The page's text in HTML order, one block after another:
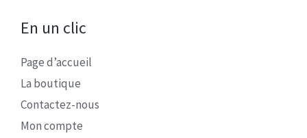
En un clic
Page d’accueil
La boutique
Contactez-nous
Mon compte